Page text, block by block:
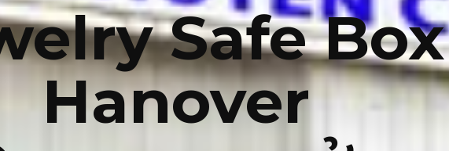
Safe Box
Hanover